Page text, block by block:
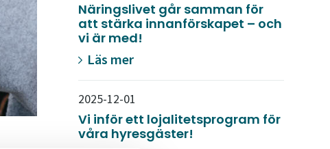
Näringslivet går samman för
att stärka innanförskapet – och
vi är med!
Läs mer
2025-12-01
Vi inför ett lojalitetsprogram för
våra hyresgäster!